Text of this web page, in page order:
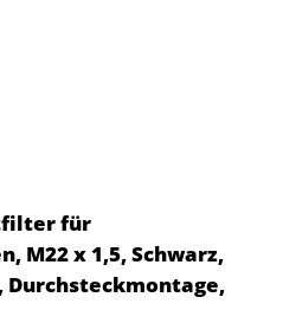
für
M22 x 1,5, Schwarz,
Durchsteckmontage,